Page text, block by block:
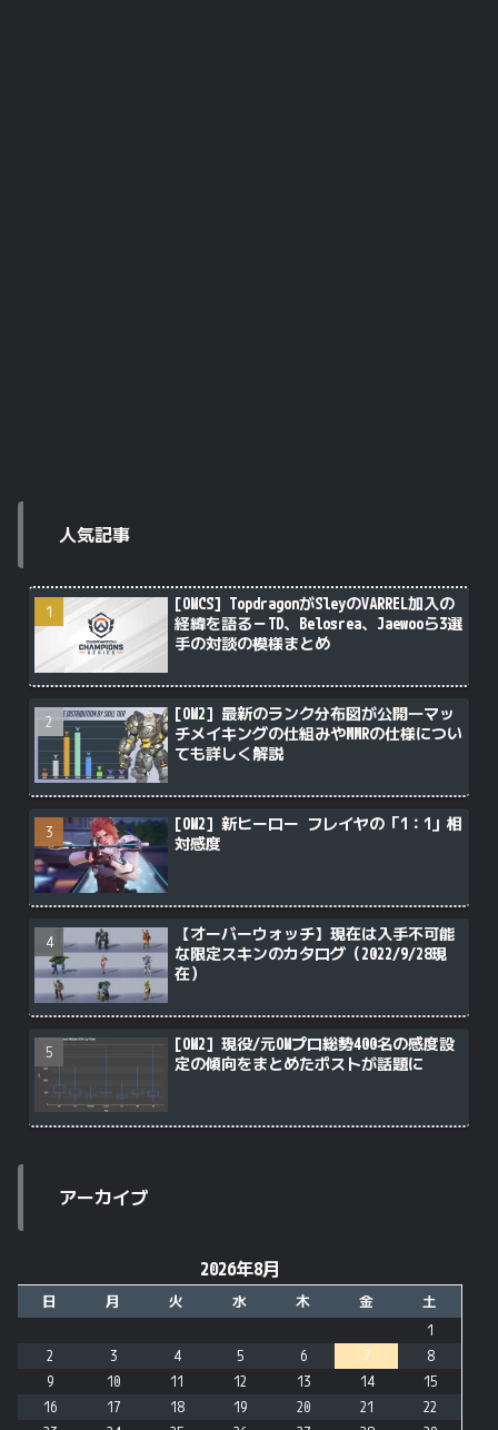
人気記事
[OWCS] TopdragonがSleyのVARREL加入の
経緯を語る－TD、Belosrea、Jaewooら3選
手の対談の模様まとめ
[OW2] 最新のランク分布図が公開―マッ
チメイキングの仕組みやMMRの仕様につい
ても詳しく解説
[OW2] 新ヒーロー フレイヤの「1：1」相
対感度
【オーバーウォッチ】現在は入手不可能
な限定スキンのカタログ（2022/9/28現
在）
[OW2] 現役/元OWプロ総勢400名の感度設
定の傾向をまとめたポストが話題に
アーカイブ
2026年8月
日 月 火 水 木 金
土
1
2
3 4 5 6 7
8
9
10 11 12 13 14
15
16
17 18 19 20 21
22